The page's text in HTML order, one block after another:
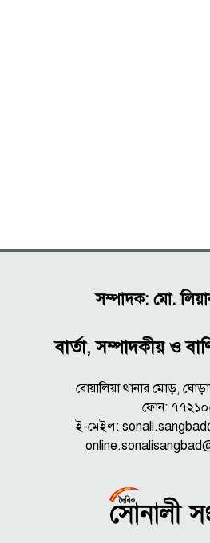
সম্পাদক: মো.
বার্তা, সম্পাদকীয় ও
বোয়ালিয়া থানার মোড়,
ফোন:
ই-মেইল: